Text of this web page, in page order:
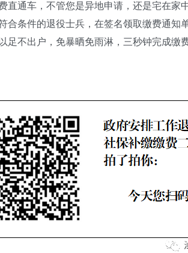
车，不管您是异地申请，还是宅在家
条件的退役士兵，在签名领取缴费通知
不出户，免暴晒免雨淋，三秒钟完成缴